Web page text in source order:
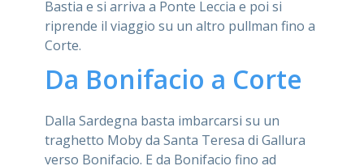
Bastia e si arriva a Ponte Leccia e poi si
riprende il viaggio su un altro pullman fino a
Corte.
Da Bonifacio a Corte
Dalla Sardegna basta imbarcarsi su un
traghetto Moby da Santa Teresa di Gallura
verso Bonifacio. E da Bonifacio fino ad